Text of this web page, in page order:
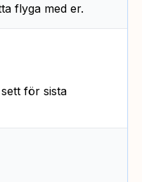
flyga med er.
för sista